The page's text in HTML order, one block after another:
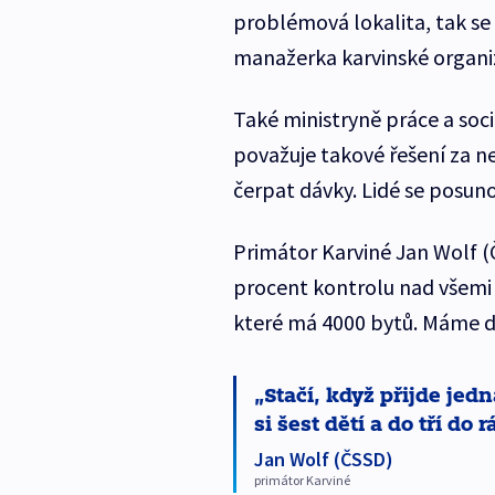
problémová lokalita, tak
manažerka karvinské
Také ministryně práce a
považuje takové řešení za
čerpat dávky. Lidé se
Primátor Karviné Jan Wolf
procent kontrolu nad
které má 4000 bytů. Máme
Stačí, když přijde
si šest dětí a do tří do
Jan Wolf (ČSSD)
primátor Karviné